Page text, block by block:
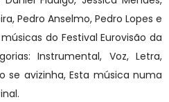
Pedro Anselmo, Pedro Lopes e
do Festival Eurovisão da
Instrumental, Voz, Letra,
se avizinha, Esta música numa